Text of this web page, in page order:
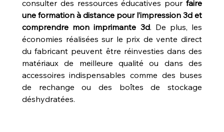
consulter des ressources éducatives pour faire
une formation à distance pour l’impression 3d et
comprendre mon imprimante 3d. De plus, les
économies réalisées sur le prix de vente direct
du fabricant peuvent être réinvesties dans des
matériaux de meilleure qualité ou dans des
accessoires indispensables comme des buses
de rechange ou des boîtes de stockage
déshydratées.